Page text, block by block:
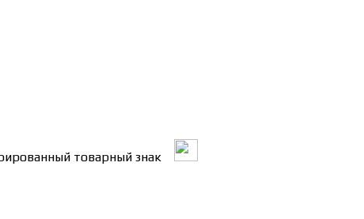
товарный знак